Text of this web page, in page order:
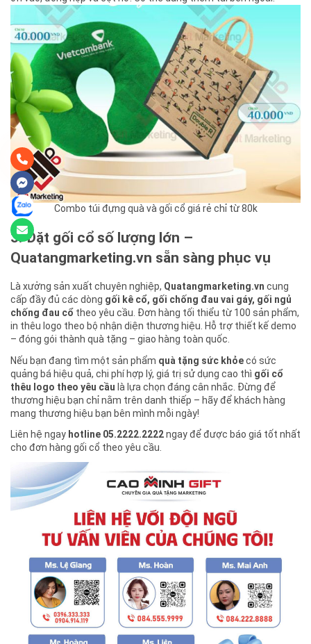
Combo túi đựng quà và gối cổ giá rẻ chỉ từ 80k
3. Đặt gối cổ số lượng lớn –
Quatangmarketing.vn sẵn sàng phục vụ
Là xưởng sản xuất chuyên nghiệp, Quatangmarketing.vn cung
cấp đầy đủ các dòng gối kê cổ, gối chống đau vai gáy, gối ngủ
chống đau cổ theo yêu cầu. Đơn hàng tối thiểu từ 100 sản phẩm,
in thêu logo theo bộ nhận diện thương hiệu. Hỗ trợ thiết kế demo
– đóng gói thành quà tặng – giao hàng toàn quốc.
Nếu bạn đang tìm một sản phẩm quà tặng sức khỏecó sức
quảng bá hiệu quả, chi phí hợp lý, giá trị sử dụng cao thì gối cổ
thêu logo theo yêu cầu là lựa chọn đáng cân nhắc. Đừng để
thương hiệu bạn chỉ nằm trên danh thiếp – hãy để khách hàng
mang thương hiệu bạn bên mình mỗi ngày!
Liên hệ ngay hotline 05.2222.2222ngay để được báo giá tốt nhất
cho đơn hàng gối cổ theo yêu cầu.